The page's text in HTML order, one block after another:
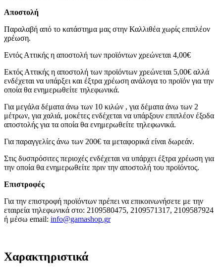
Αποστολή
Παραλαβή από το κατάστημα μας στην Καλλιθέα χωρίς επιπλέον
χρέωση.
Εντός Αττικής η αποστολή των προϊόντων χρεώνεται 4,00€
Εκτός Αττικής η αποστολή των προϊόντων χρεώνεται 5,00€ αλλά
ενδέχεται να υπάρξει και έξτρα χρέωση ανάλογα το προϊόν για την
οποία θα ενημερωθείτε τηλεφωνικά.
Για μεγάλα δέματα άνω των 10 κιλών , για δέματα άνω των 2
μέτρων, για χαλιά, μοκέτες ενδέχεται να υπάρξουν επιπλέον έξοδα
αποστολής για τα οποία θα ενημερωθείτε τηλεφωνικά.
Για παραγγελίες άνω των 200€ τα μεταφορικά είναι δωρεάν.
Στις δυσπρόσιτες περιοχές ενδέχεται να υπάρχει έξτρα χρέωση για
την οποία θα ενημερωθείτε πριν την αποστολή του προϊόντος.
Επιστροφές
Για την επιστροφή προϊόντων πρέπει να επικοινωνήσετε με την
εταιρεία τηλεφωνικά στο: 2109580475, 2109571317, 2109587924
ή μέσω email: info@gamashop.gr
Χαρακτηριστικά